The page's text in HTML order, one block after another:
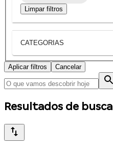
Limpar filtros
CATEGORIAS
Aplicar filtros Cancelar
Resultados de busca